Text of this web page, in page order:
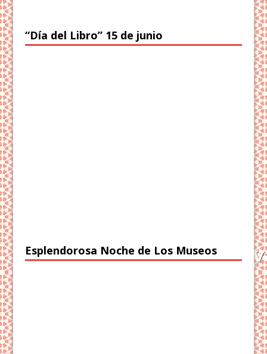
“Día del Libro” 15 de junio
Esplendorosa Noche de Los Museos